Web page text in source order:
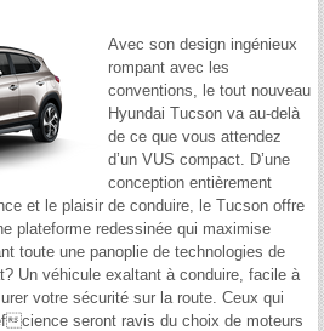
Avec son design ingénieux
rompant avec les
conventions, le tout nouveau
Hyundai Tucson va au-delà
de ce que vous attendez
d’un VUS compact. D’une
conception entièrement
et le plaisir de conduire, le Tucson offre
plateforme redessinée qui maximise
toute une panoplie de technologies de
Un véhicule exaltant à conduire, facile à
votre sécurité sur la route. Ceux qui
cience seront ravis du choix de moteurs